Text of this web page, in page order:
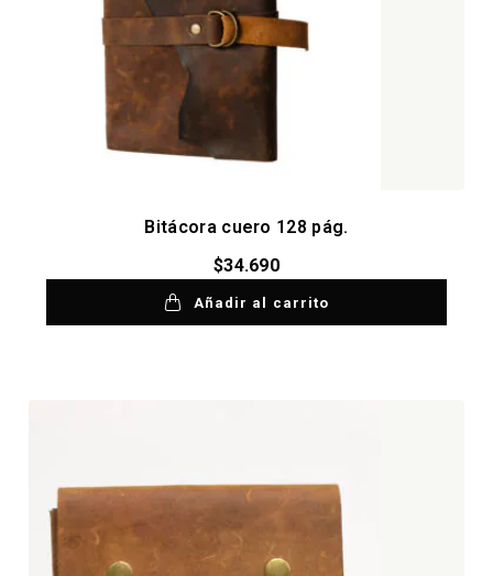
Bitácora cuero 128 pág.
$34.690
Añadir al carrito